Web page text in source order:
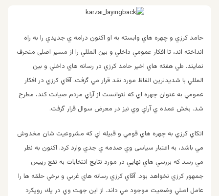
حامد كرزي و چهره هاي وابسته به او اكنون درامه ي جديدي را به راه
انداخته اند، تا افكار عمومي داخلي و بين المللي را از مسير اصلی منحرف
نمايند. طي هفته هاي اخير حامد كرزي در رسانه هاي داخلي و بين
المللي با شديدترين الفاظ مورد نقد قرار مي گرفت. آقاي كرزي در افكار
عمومي به عنوان چهره اي كه نتوانست از آراي مردم صيانت كند، مطرح
شد. بخش عمده ي آراي وي نيز در معرض سوال قرار گرفت.
اتكاي كرزي به چهره هاي قومي و قبيله اي كه مشروعيت شان مخدوش
مي باشد، به اعتبار سیاسی وي صدمه ي جدي وارد كرد. اكنون به نظر
مي رسد كه بررسي هاي نهايي در مورد نتايج انتخابات به نفع رييس
جمهور كرزي نخواهد بود. آقاي كرزي رسانه هاي غربي و برخي حلقه ها را
عامل اصلي وضعيت موجود مي داند. از اين جهت وي در يك رويكرد